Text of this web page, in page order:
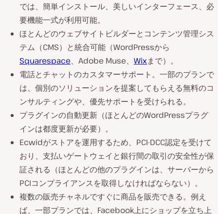
では、簡単インストール、美しいインターフェース、必
要機能一式が利用可能。
ほとんどのウェブサイトビルダーとコンテンツ管理シス
テム（CMS）と統合可能（WordPressから
Squarespace、Adobe Muse、 Wixまで）。
電話とチャットのカスタマーサポート。一部のプランで
は、個別のソリューションを提案してもらえる無料のコ
ンサルティングや、優先サポートを受けられる。
プラグインの自動更新（ほとんどのWordPressプラグ
インは都度更新が必要）。
Ecwidがストアを運用するため、PCI-DCC認定を受けて
おり、支払いゲートウェイと銀行間の取引の安全性が保
証される（ほとんどの他のプラグインは、サーバーから
PCIコンプライアンスを取得しなければならない）。
複数の販売チャネルですぐに商品を販売できる。例え
ば、一部プランでは、Facebook上にショップを立ち上